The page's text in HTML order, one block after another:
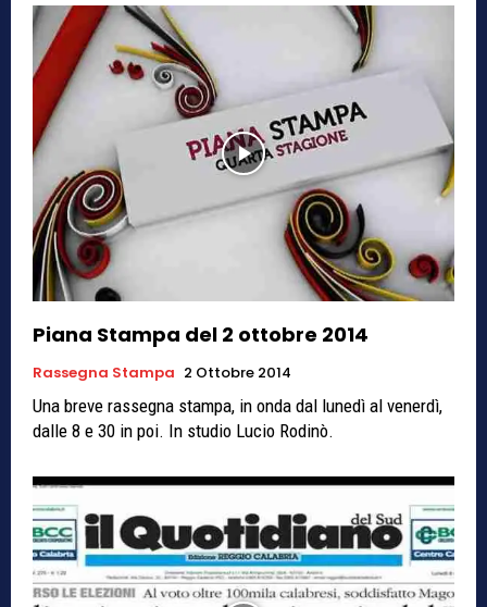
Piana Stampa del 2 ottobre 2014
Rassegna Stampa 2 Ottobre 2014
Una breve rassegna stampa, in onda dal lunedì al venerdì,
dalle 8 e 30 in poi. In studio Lucio Rodinò.